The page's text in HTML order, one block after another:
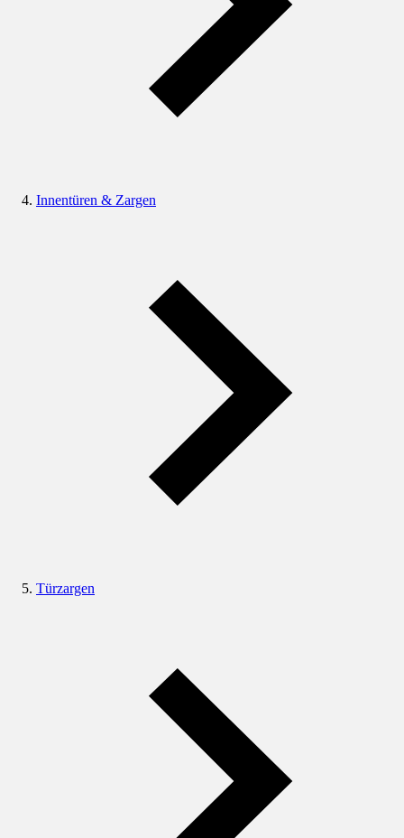
Innentüren & Zargen
Türzargen